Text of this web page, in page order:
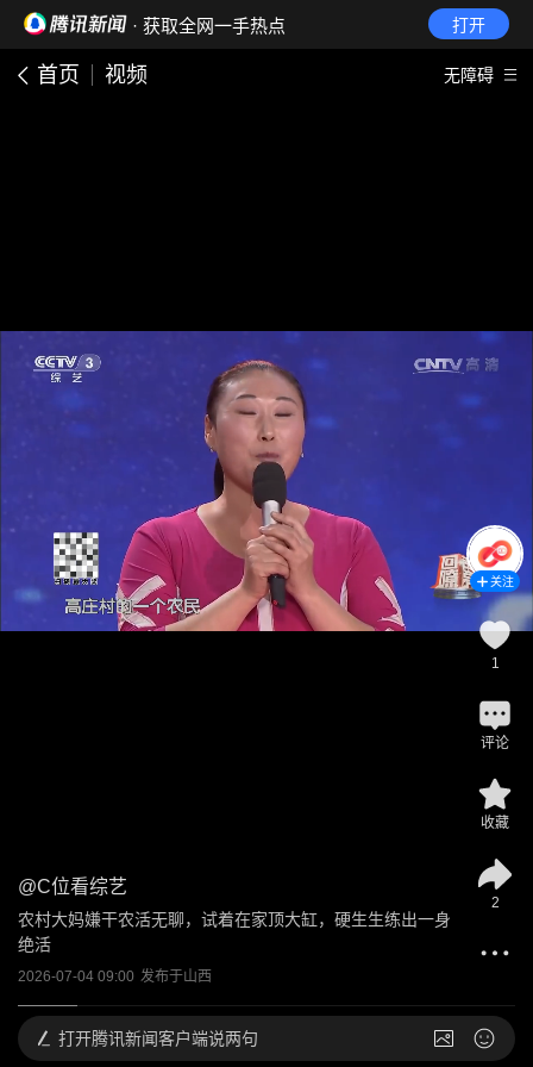
· 获取全网一手热点 打开
首页 视频 无障碍
@C位看综艺
农村大妈嫌干农活无聊，试着在家顶大缸，硬生生练出一身
绝活
2026-07-04 09:00 发布于山西
关注
1
评论
收藏
2
打开腾讯新闻客户端说两句